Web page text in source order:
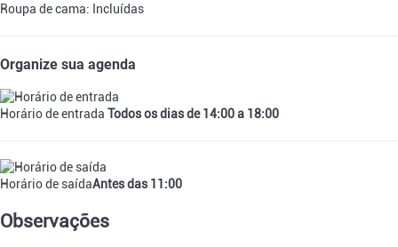
Roupa de cama: Incluídas
Organize sua agenda
Horário de entrada Todos os dias de 14:00 a 18:00
Horário de saídaAntes das 11:00
Observações